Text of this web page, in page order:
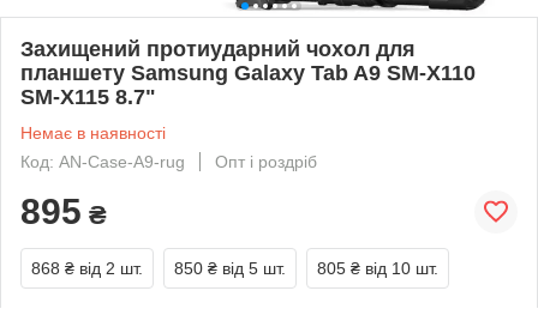
Захищений протиударний чохол для
планшету Samsung Galaxy Tab A9 SM-X110
SM-X115 8.7"
Немає в наявності
Код: AN-Case-A9-rug
Опт і роздріб
895 ₴
868 ₴ від 2 шт. 850 ₴ від 5 шт. 805 ₴ від 10 шт.